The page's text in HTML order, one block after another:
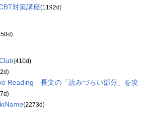
対策講座(1192d)
(410d)
Reading 長文の「読みづらい部分」を攻
(2273d)